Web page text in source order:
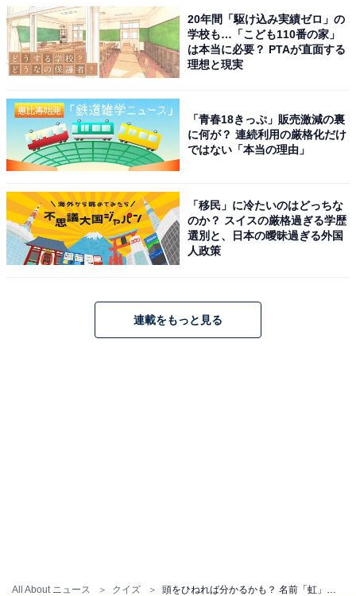
All About ニュース クイズ
・
友達と協力して考えよう！ 名前「苺苺苺」はなんて読む
20年間「駆け込み実績ゼロ」の
学校も…「こども110番の家」
は本当に必要？ PTAが直面する
理想と現実
「青春18きっぷ」販売激減の裏
に何が？ 連続利用の厳格化だけ
ではない「本当の理由」
「移民」に冷たいのはどっちな
のか？ スイスの厳格過ぎる学歴
選別と、日本の曖昧過ぎる外国
人政策
連載をもっと見る